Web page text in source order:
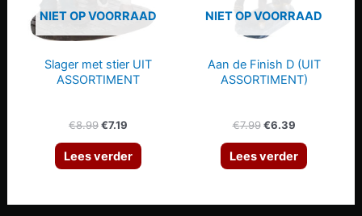
NIET OP VOORRAAD
Slager met stier UIT
ASSORTIMENT
€8.99Oorspronkelijke
was:
€8.99.
€7.19Huidige
is:
€7.19.
Lees verder
NIET OP VOORRAAD
Aan de Finish D (UIT
ASSORTIMENT)
€7.99 Oorspronkelijke
was:
€7.99.
€6.39Huidige
is:
€6.39.
Lees verder